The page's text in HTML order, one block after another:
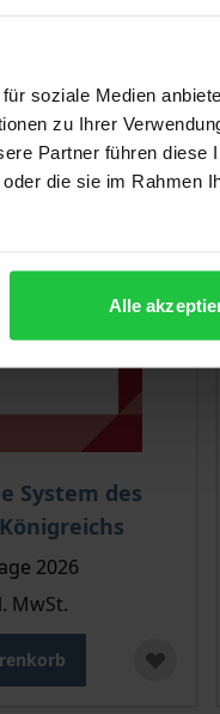
soziale Medien
zu Ihrer
Partner führen diese
die sie im Rahmen
Alle
auf der
System des
2026
MwSt.